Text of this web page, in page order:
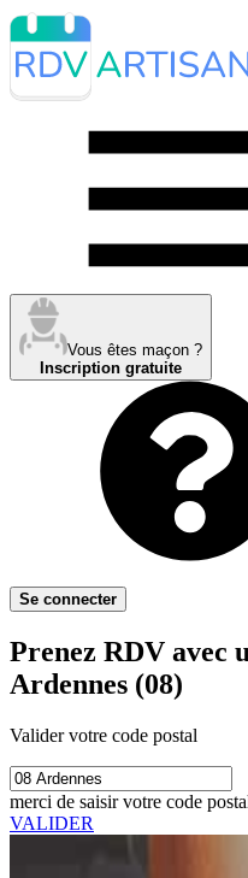
Vous êtes maçon ?
Inscription gratuite
Se connecter
Prenez RDV avec
Ardennes (08)
Valider votre code postal
merci de saisir votre code
VALIDER